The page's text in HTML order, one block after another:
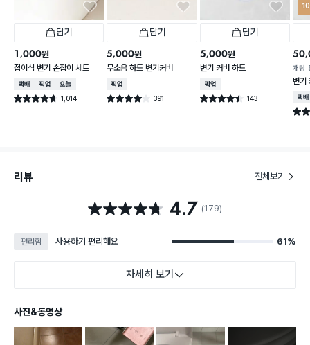
담기
1,000원
접이식 변기 손잡이 세트
택배배송매장픽업오늘배송
별점 4.7점 1,014
건 작성
담기
5,000원
무소음 하드 변기커버
매장픽업
별점 4.1점 391
건 작성
담기
5,000원
변기 커버 하드
매장픽업
별점 4.5점 143
건 작성
개당
변기
택배
별점
리뷰 전체보기
별점 4.7점 4.7 (179)
편리함 사용하기 편리해요 61%
자세히 보기
사진&동영상